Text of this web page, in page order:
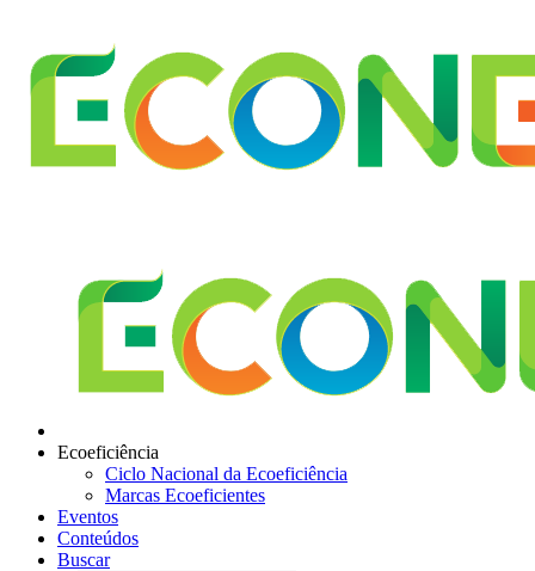
Ecoeficiência
Ciclo Nacional da Ecoeficiência
Marcas Ecoeficientes
Eventos
Conteúdos
Buscar